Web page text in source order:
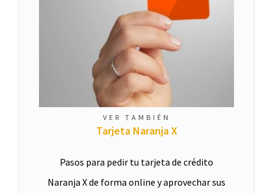
VER TAMBIÉN
Tarjeta Naranja X
Pasos para pedir tu tarjeta de crédito
Naranja X de forma online y aprovechar sus